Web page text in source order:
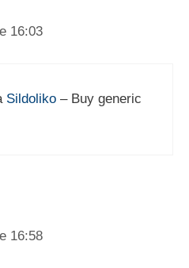
16:03
Sildoliko – Buy generic
16:58